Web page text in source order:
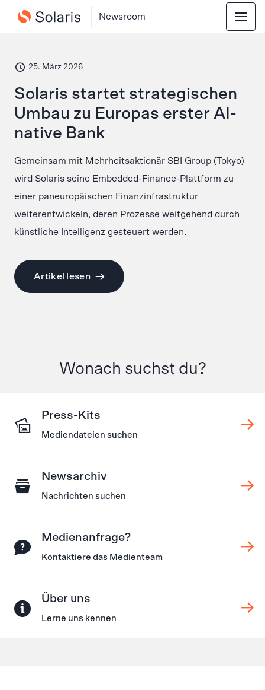
Newsroom
25. März 2026
Solaris startet strategischen
Umbau zu Europas erster AI-
native Bank
Gemeinsam mit Mehrheitsaktionär SBI Group (Tokyo)
wird Solaris seine Embedded-Finance-Plattform zu
einer paneuropäischen Finanzinfrastruktur
weiterentwickeln, deren Prozesse weitgehend durch
künstliche Intelligenz gesteuert werden.
Artikel lesen
Wonach suchst du?
Press-Kits
Mediendateien suchen
Newsarchiv
Nachrichten suchen
Medienanfrage?
Kontaktiere das Medienteam
Über uns
Lerne uns kennen